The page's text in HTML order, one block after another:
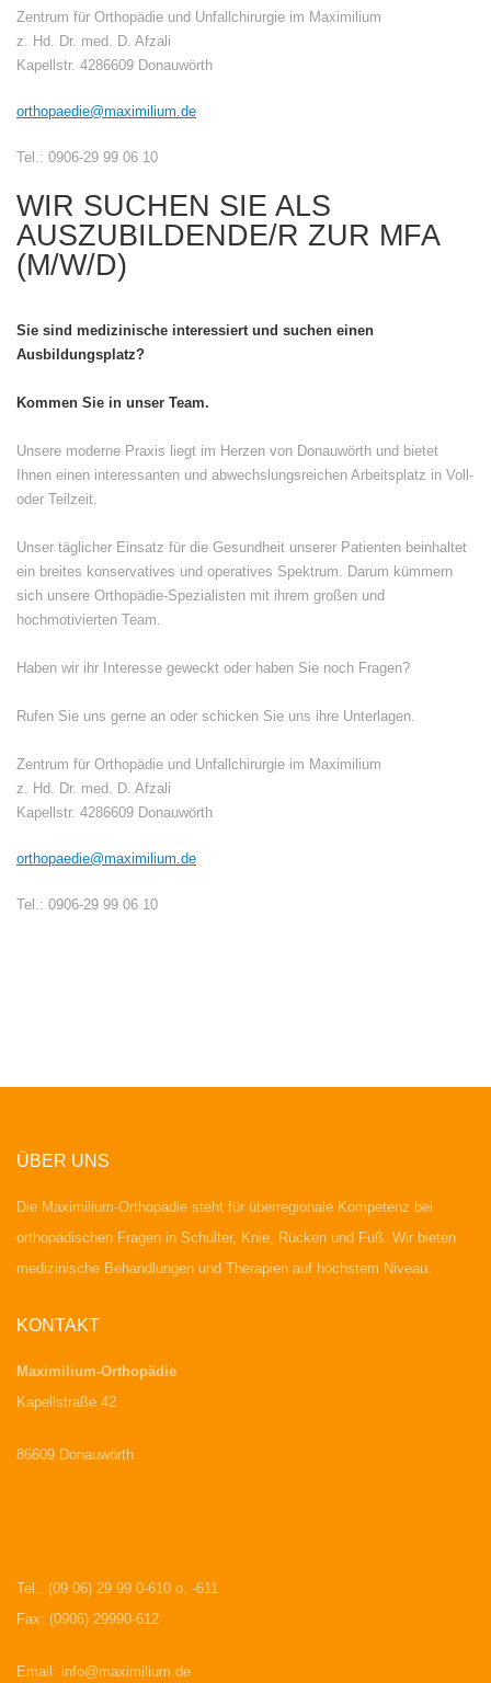
Zentrum für Orthopädie und Unfallchirurgie im Maximilium
z. Hd. Dr. med. D. Afzali
Kapellstr. 4286609 Donauwörth
orthopaedie@maximilium.de
Tel.: 0906-29 99 06 10
WIR SUCHEN SIE ALS
AUSZUBILDENDE/R ZUR MFA
(M/W/D)
Sie sind medizinische interessiert und suchen einen
Ausbildungsplatz?
Kommen Sie in unser Team.
Unsere moderne Praxis liegt im Herzen von Donauwörth und bietet
Ihnen einen interessanten und abwechslungsreichen Arbeitsplatz in Voll-
oder Teilzeit.
Unser täglicher Einsatz für die Gesundheit unserer Patienten beinhaltet
ein breites konservatives und operatives Spektrum. Darum kümmern
sich unsere Orthopädie-Spezialisten mit ihrem großen und
hochmotivierten Team.
Haben wir ihr Interesse geweckt oder haben Sie noch Fragen?
Rufen Sie uns gerne an oder schicken Sie uns ihre Unterlagen.
Zentrum für Orthopädie und Unfallchirurgie im Maximilium
z. Hd. Dr. med. D. Afzali
Kapellstr. 4286609 Donauwörth
orthopaedie@maximilium.de
Tel.: 0906-29 99 06 10
ÜBER UNS
Die Maximilium-Orthopädie steht für überregionale Kompetenz bei
orthopädischen Fragen in Schulter, Knie, Rücken und Fuß. Wir bieten
medizinische Behandlungen und Therapien auf höchstem Niveau.
KONTAKT
Maximilium-Orthopädie
Kapellstraße 42
86609 Donauwörth
Tel.: (09 06) 29 99 0-610 o. -611
Fax: (0906) 29990-612
Email: info@maximilium.de